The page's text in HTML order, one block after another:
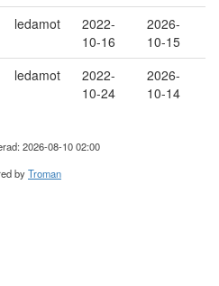
ledamot
2022-
10-16
2026-
10-15
ledamot
2022-
10-24
2026-
10-14
2026-08-10 02:00
byTroman